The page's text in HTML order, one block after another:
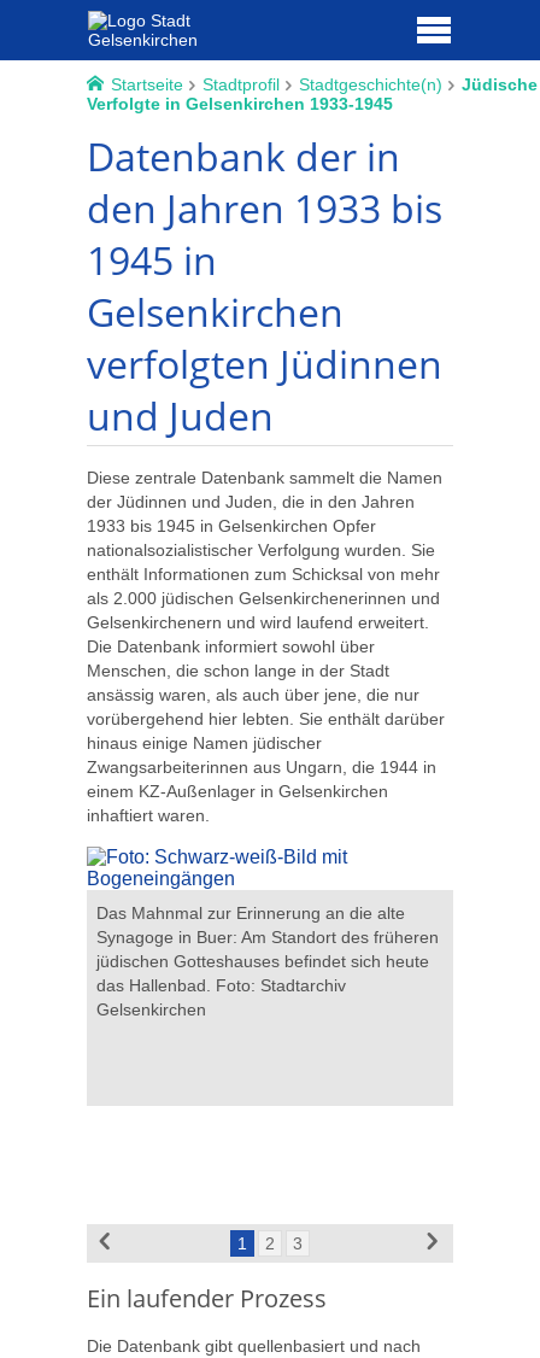
Startseite Stadtprofil Stadtgeschichte(n)
Jüdische
Verfolgte in Gelsenkirchen 1933-1945
Datenbank der in
den Jahren 1933 bis
1945 in
Gelsenkirchen
verfolgten Jüdinnen
und Juden
Diese zentrale Datenbank sammelt die Namen
der Jüdinnen und Juden, die in den Jahren
1933 bis 1945 in Gelsenkirchen Opfer
nationalsozialistischer Verfolgung wurden. Sie
enthält Informationen zum Schicksal von mehr
als 2.000 jüdischen Gelsenkirchenerinnen und
Gelsenkirchenern und wird laufend erweitert.
Die Datenbank informiert sowohl über
Menschen, die schon lange in der Stadt
ansässig waren, als auch über jene, die nur
vorübergehend hier lebten. Sie enthält darüber
hinaus einige Namen jüdischer
Zwangsarbeiterinnen aus Ungarn, die 1944 in
einem KZ-Außenlager in Gelsenkirchen
inhaftiert waren.
Das Mahnmal zur Erinnerung an die alte
Synagoge in Buer: Am Standort des früheren
jüdischen Gotteshauses befindet sich heute
das Hallenbad. Foto: Stadtarchiv
Gelsenkirchen
1 2 3
Ein laufender Prozess
Die Datenbank gibt quellenbasiert und nach